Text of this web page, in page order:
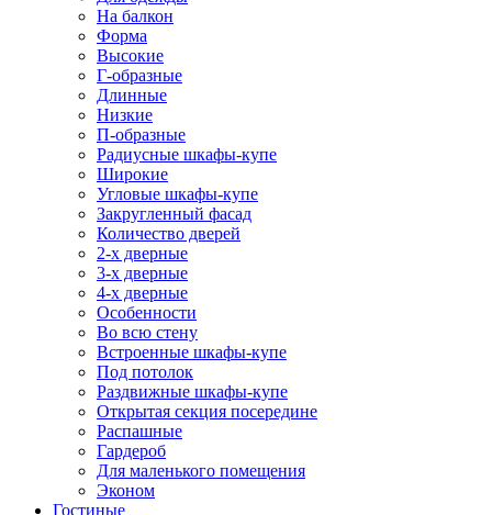
На балкон
Форма
Высокие
Г-образные
Длинные
Низкие
П-образные
Радиусные шкафы-купе
Широкие
Угловые шкафы-купе
Закругленный фасад
Количество дверей
2-х дверные
3-х дверные
4-х дверные
Особенности
Во всю стену
Встроенные шкафы-купе
Под потолок
Раздвижные шкафы-купе
Открытая секция посередине
Распашные
Гардероб
Для маленького помещения
Эконом
Гостиные